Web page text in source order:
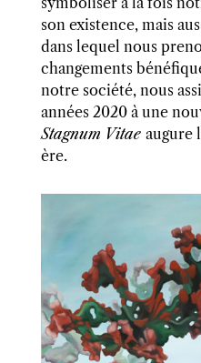
son existence, mais
dans lequel nous
changements
notre société, nous
années 2020 à une
Stagnum Vitae augure
ère.